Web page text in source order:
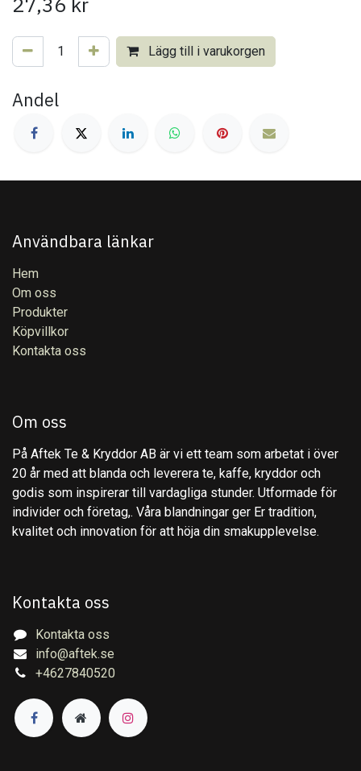
Lägg till i varukorgen
Andel
Användbara länkar
Hem
Om oss
Produkter
Köpvillkor
Kontakta oss
Om oss
På Aftek Te & Kryddor AB är vi ett team som arbetat i över
20 år med att blanda och leverera te, kaffe, kryddor och
godis som inspirerar till vardagliga stunder. Utformade för
individer och företag,. Våra blandningar ger Er tradition,
kvalitet och innovation för att höja din smakupplevelse.
Kontakta oss
Kontakta oss
info@aftek.se
+4627840520